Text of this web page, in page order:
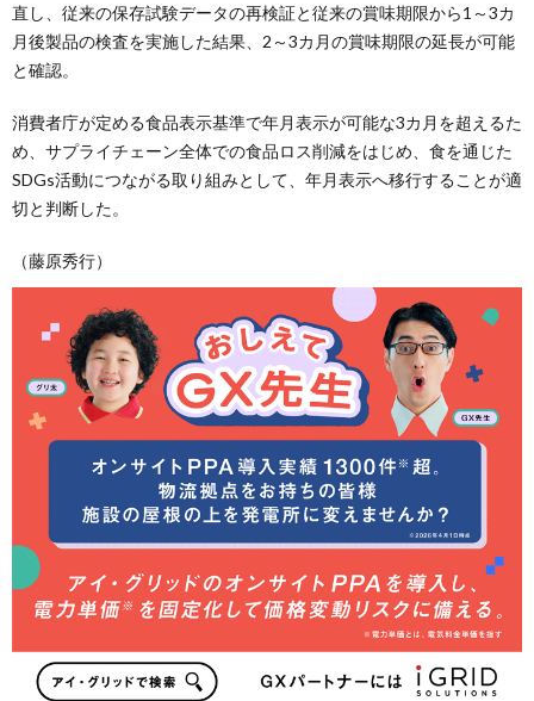
直し、従来の保存試験データの再検証と従来の賞味期限から1～3カ
月後製品の検査を実施した結果、2～3カ月の賞味期限の延長が可能
と確認。
消費者庁が定める食品表示基準で年月表示が可能な3カ月を超えるた
め、サプライチェーン全体での食品ロス削減をはじめ、食を通じた
SDGs活動につながる取り組みとして、年月表示へ移行することが適
切と判断した。
（藤原秀行）